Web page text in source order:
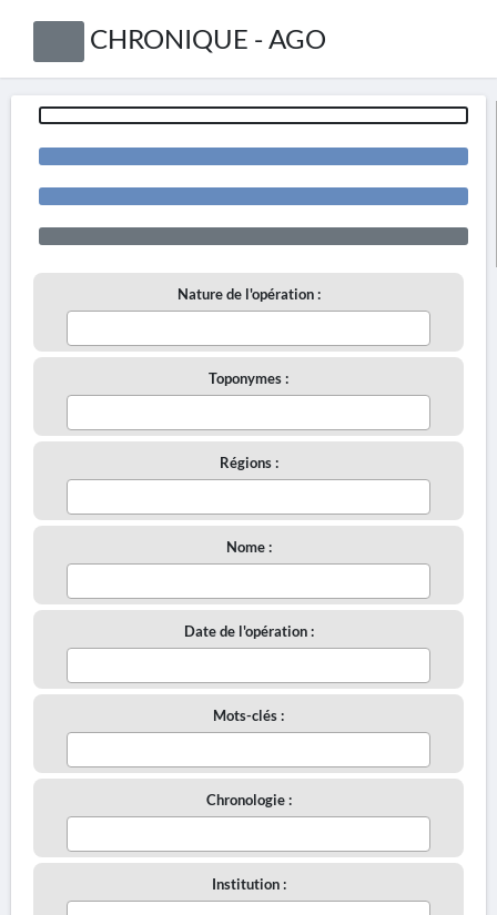
CHRONIQUE - AGO
Nature de l'opération :
Toponymes :
Régions :
Nome :
Date de l'opération :
Mots-clés :
Chronologie :
Institution :